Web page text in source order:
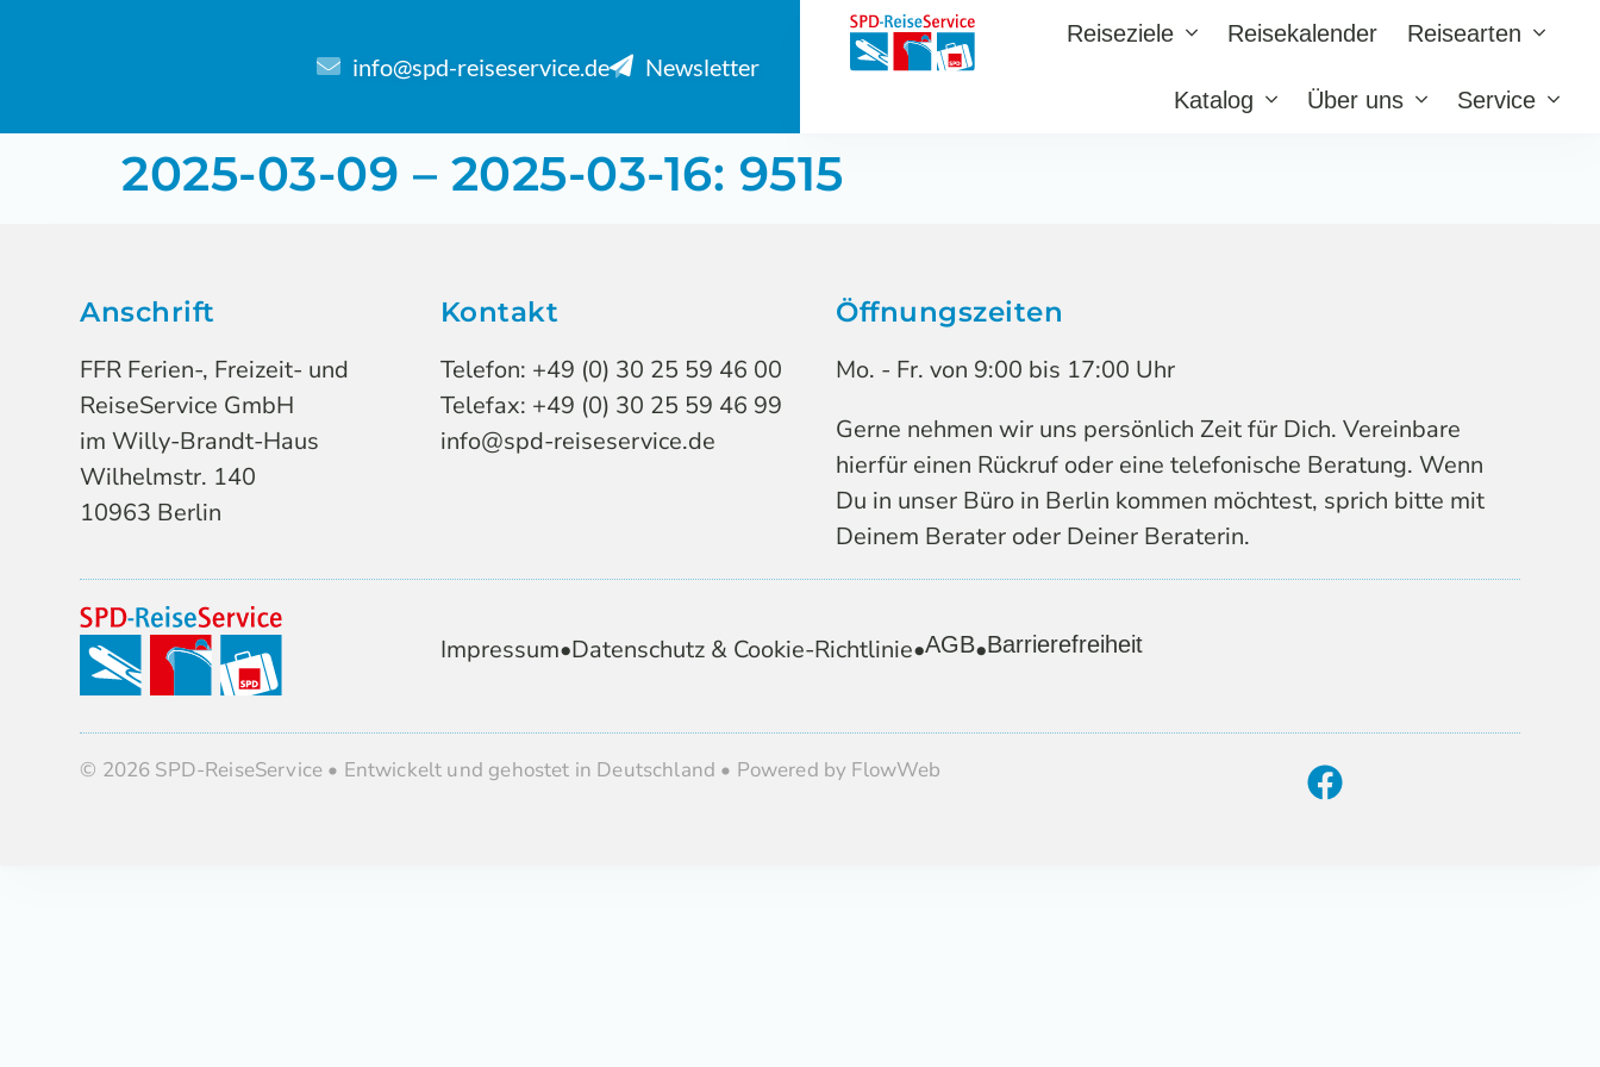
info@spd-reiseservice.de Newsletter
Reiseziele Reisekalender Reisearten
Katalog Über uns Service
2025-03-09 – 2025-03-16: 9515
Anschrift
FFR Ferien-, Freizeit- und
ReiseService GmbH
im Willy-Brandt-Haus
Wilhelmstr. 140
10963 Berlin
Kontakt
Telefon: +49 (0) 30 25 59 46 00
Telefax: +49 (0) 30 25 59 46 99
info@spd-reiseservice.de
Öffnungszeiten
Mo. - Fr. von 9:00 bis 17:00 Uhr
Gerne nehmen wir uns persönlich Zeit für Dich. Vereinbare
hierfür einen Rückruf oder eine telefonische Beratung. Wenn
Du in unser Büro in Berlin kommen möchtest, sprich bitte mit
Deinem Berater oder Deiner Beraterin.
Impressum•Datenschutz & Cookie-Richtlinie•AGB•Barrierefreiheit
© 2026 SPD-ReiseService • Entwickelt und gehostet in Deutschland • Powered by FlowWeb